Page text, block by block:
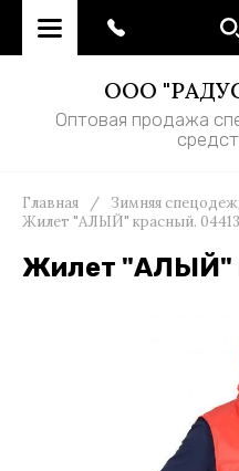
ООО
Оптовая продажа
Главная / Зимняя
Жилет "АЛЫЙ" красный. 04413
Жилет "АЛЫЙ"